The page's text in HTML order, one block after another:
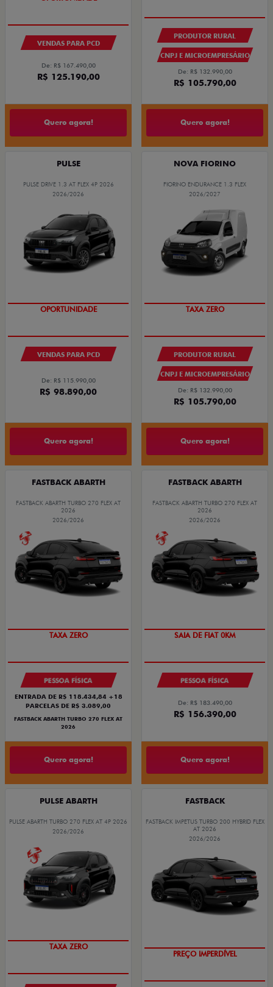
VENDAS PARA PCD
De: R$ 167.490,00
R$ 125.190,00
Quero agora!
PRODUTOR RURAL
CNPJ E MICROEMPRESÁRIO
De: R$ 132.990,00
R$ 105.790,00
Quero agora!
PULSE
PULSE DRIVE 1.3 AT FLEX 4P 2026
2026/2026
OPORTUNIDADE
VENDAS PARA PCD
De: R$ 115.990,00
R$ 98.890,00
Quero agora!
NOVA FIORINO
FIORINO ENDURANCE 1.3 FLEX
2026/2027
TAXA ZERO
PRODUTOR RURAL
CNPJ E MICROEMPRESÁRIO
De: R$ 132.990,00
R$ 105.790,00
Quero agora!
FASTBACK ABARTH
FASTBACK ABARTH TURBO 270 FLEX AT
2026
2026/2026
TAXA ZERO
PESSOA FÍSICA
ENTRADA DE R$ 118.434,84 +18
PARCELAS DE R$ 3.089,00
FASTBACK ABARTH TURBO 270 FLEX AT
2026
Quero agora!
FASTBACK ABARTH
FASTBACK ABARTH TURBO 270 FLEX AT
2026
2026/2026
SAIA DE FIAT 0KM
PESSOA FÍSICA
De: R$ 183.490,00
R$ 156.390,00
Quero agora!
PULSE ABARTH
PULSE ABARTH TURBO 270 FLEX AT 4P 2026
2026/2026
TAXA ZERO
FASTBACK
FASTBACK IMPETUS TURBO 200 HYBRID FLEX
AT 2026
2026/2026
PREÇO IMPERDÍVEL